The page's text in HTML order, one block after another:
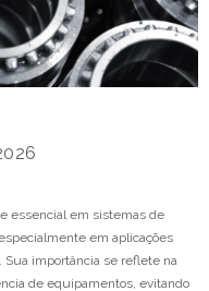
essencial em sistemas de
em aplicações
importância se reflete na
de equipamentos, evitando